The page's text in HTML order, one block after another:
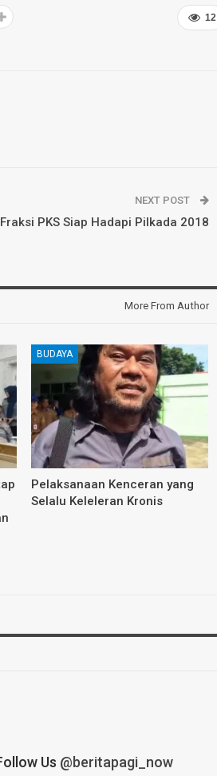
12
NEXT POST
Fraksi PKS Siap Hadapi Pilkada 2018
More From Author
BUDAYA
Pelaksanaan Kenceran yang
Selalu Keleleran Kronis
Us @beritapagi_now